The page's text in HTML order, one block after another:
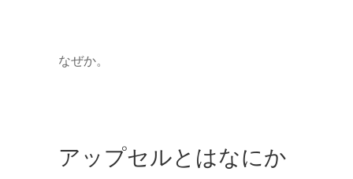
なぜか。
アップセルとはなにか